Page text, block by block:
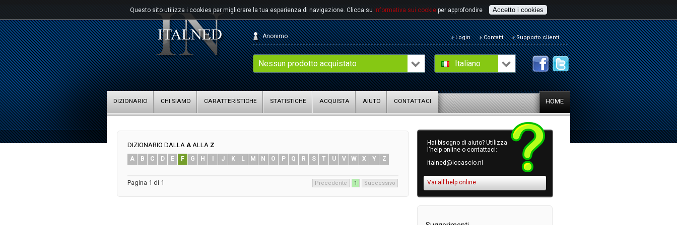
Questo sito utilizza i cookies per migliorare la tua esperienza di navigazione. Clicca su Informativa sui cookie per approfondire Accetto i cookies
Italiano
Nessun prodotto acquistato
Anonimo Login Contatti Supporto clienti
HOME
DIZIONARIO CHI SIAMO CARATTERISTICHE STATISTICHE ACQUISTA AIUTO CONTATTACI
DIZIONARIO DALLA A ALLA Z
A B C D E F G H J K L M N O P Q R S T U V W X Y Z
Pagina 1 di 1 Precedente 1 Successivo
Hai bisogno di aiuto? Utilizza
l'help online o contattaci:
italned@locascio.nl
Vai all'help online